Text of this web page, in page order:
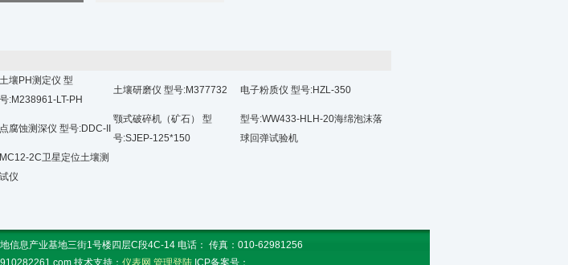
土壤PH测定仪 型
号:M238961-LT-PH
土壤研磨仪 型号:M377732 电子粉质仪 型号:HZL-350
点腐蚀测深仪 型号:DDC-II
颚式破碎机（矿石） 型
号:SJEP-125*150
型号:WW433-HLH-20海绵泡沫落
球回弹试验机
MC12-2C卫星定位土壤测
试仪
信息产业基地三街1号楼四层C段4C-14 电话： 传真：010-62981256
技术支持： 仪表网 管理登陆 ICP备案号：